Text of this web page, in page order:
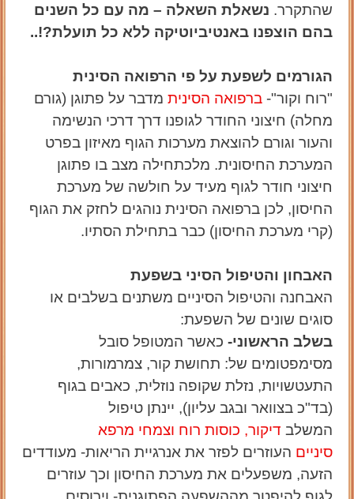
שהתקרר. נשאלת השאלה – מה עם כל השנים
בהם הוצפנו באנטיביוטיקה ללא כל תועלת?!..
הגורמים לשפעת על פי הרפואה הסינית
"רוח וקור"- ברפואה הסינית מדבר על פתוגן (גורם
מחלה) חיצוני החודר לגופנו דרך דרכי הנשימה
והעור וגורם להוצאת מערכות הגוף מאיזון בפרט
המערכת החיסונית. מלכתחילה מצב בו פתוגן
חיצוני חודר לגוף מעיד על חולשה של מערכת
החיסון, לכן ברפואה הסינית נוהגים לחזק את הגוף
(קרי מערכת החיסון) כבר בתחילת הסתיו.
האבחון והטיפול הסיני בשפעת
האבחנה והטיפול הסיניים משתנים בשלבים או
סוגים שונים של השפעת:
בשלב הראשוני- כאשר המטופל סובל
מסימפטומים של: תחושת קור, צמרמורות,
התעטשויות, נזלת שקופה נוזלית, כאבים בגוף
(בד"כ בצוואר ובגב עליון), יינתן טיפול
המשלב דיקור, כוסות רוח וצמחי מרפא
סיניים העוזרים לפזר את אנרגיית הריאות- מעודדים
הזעה, משפעלים את מערכת החיסון וכך עוזרים